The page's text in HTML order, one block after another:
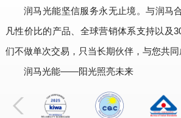
润马光能坚信服务永无止境。与润马
凡性价比的产品、全球营销体系支持以及
们不做单次交易，只当长期伙伴，与您共同
润马光能——阳光照亮未来